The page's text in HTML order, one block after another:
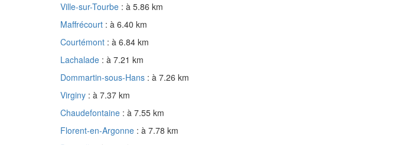
Ville-sur-Tourbe : à 5.86 km
Maffrécourt : à 6.40 km
Courtémont : à 6.84 km
Lachalade : à 7.21 km
Dommartin-sous-Hans : à 7.26 km
Virginy : à 7.37 km
Chaudefontaine : à 7.55 km
Florent-en-Argonne : à 7.78 km